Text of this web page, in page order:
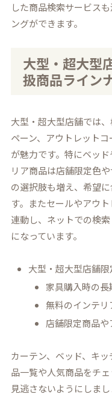
した商品検索サービス
ングができます。
大型・超大型
扱商品ライン
大型・超大型店舗では
ペーン、アウトレット
が魅力です。特にベッ
リア商品は店舗限定色
の選択肢も増え、希望
す。またセールやアウ
連動し、ネットでの検
になっています。
大型・超大型店舗
家具購入時の長
無料のインテ
店舗限定商品
カーテン、ベッド、キ
品一覧や人気商品をチ
見逃さないようにしまし